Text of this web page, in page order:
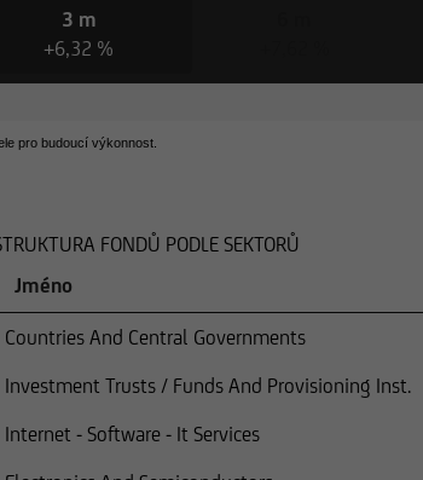
3 m
+6,32 %
pro budoucí výkonnost.
FONDŮ PODLE SEKTORŮ
Jméno
Countries And Central Governments
Investment Trusts / Funds And Provisioning Inst.
Internet - Software - It Services